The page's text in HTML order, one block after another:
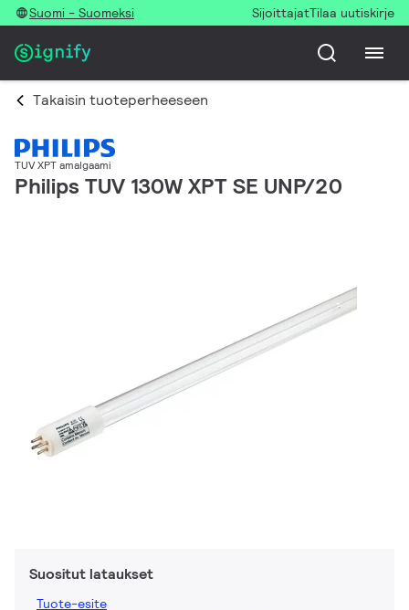
Suomi - Suomeksi SijoittajatTilaa uutiskirje
Takaisin tuoteperheeseen
TUV XPT amalgaami
Philips TUV 130W XPT SE UNP/20
Suositut lataukset
Tuote-esite